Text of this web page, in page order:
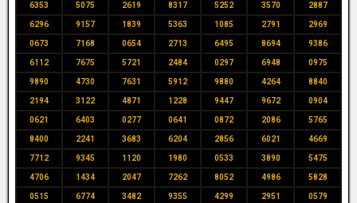
6353 5075 2619 8317 5252 3570 2887
6296 9157 1839 5363 1085 2791 2969
0673 7168 0654 2713 6495 8694 9386
6112 7675 5721 2484 0297 6948 0975
9890 4730 7631 5912 9880 4264 8840
2194 3122 4871 1228 9447 9672 0904
0621 6403 0277 0641 0872 2086 5765
8400 2241 3683 6204 2856 6021 4669
7712 9345 1120 1980 0533 3890 5475
4706 1434 2047 7262 8052 4986 5828
0515 6774 3482 9355 4299 2951 0579